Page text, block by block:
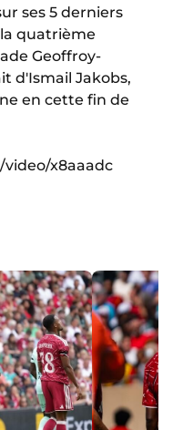
ses 5 derniers
quatrième
Geoffroy-
d'Ismail Jakobs,
en cette fin de
x8aaadc